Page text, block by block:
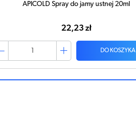
APICOLD Spray do jamy ustnej 20ml
22,23 zł
DO KOSZYKA